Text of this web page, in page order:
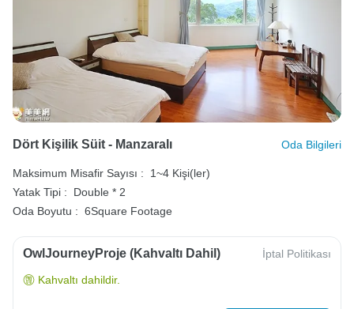
Dört Kişilik Süit - Manzaralı Oda Bilgileri
Maksimum Misafir Sayısı :
1~4 Kişi(ler)
Yatak Tipi :
Double * 2
Oda Boyutu : 6Square Footage
OwlJourneyProje (Kahvaltı Dahil) İptal Politikası
Kahvaltı dahildir.